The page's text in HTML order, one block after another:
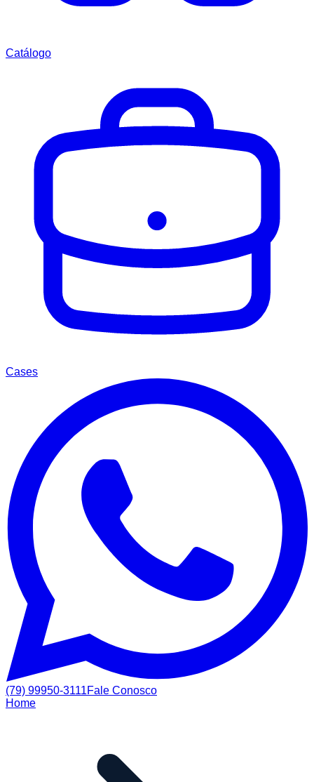
Catálogo
Cases
(79) 99950-3111Fale Conosco
Home